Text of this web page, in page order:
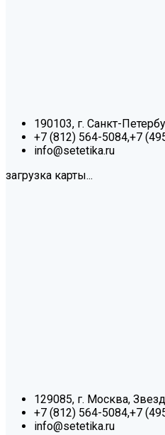
190103, г. Санкт-
+7 (812) 564-5084,+7
info@setetika.ru
загрузка карты...
129085, г. Москва,
+7 (812) 564-5084,+7
info@setetika.ru